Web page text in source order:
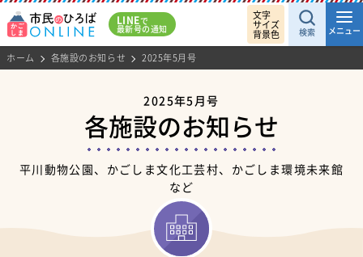
LINEで
最新号の通知
文字
サイズ
背景色 検索 メニュー
ホーム 各施設のお知らせ 2025年5月号
2025年5月号
各施設のお知らせ
平川動物公園、かごしま文化工芸村、かごしま環境未来館
など